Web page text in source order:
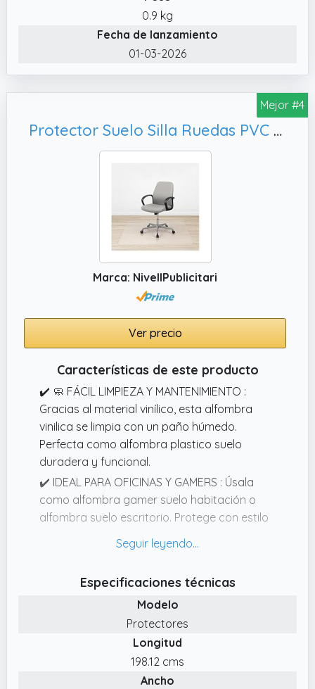
ruedas para parquet, baldosas, vinilo y otros
✔️ Diseño transparente que conserva la
belleza original del suelo
✔️ Disponible en múltiples tamaños
una variedad de medidas para adaptarse a
diferentes necesidades y configuraciones de
espacio, tanto en el hogar como en la oficina
0.9 kg
Fecha de lanzamiento
01-03-2026
Mejor #4
Protector Suelo Silla Ruedas PVC Resistente (120cm x 90cm) – Protector Suelo Transparente Antideslizante 1mm– Alfombra Silla Escritorio Antiralladuras - Alfombra Silla Escritorio para Oficina y Hogar
Marca: NivellPublicitari
Ver precio
Características de este producto
✔️ 🧼 FÁCIL LIMPIEZA Y MANTENIMIENTO :
Gracias al material vinílico, esta alfombra
vinilica se limpia con un paño húmedo.
Perfecta como alfombra plastico suelo
duradera y funcional.
✔️ IDEAL PARA OFICINAS Y GAMERS : Úsala
como alfombra gamer suelo habitación o
alfombra suelo escritorio. Protege con estilo
espacio. Úsala como alfombra protectora de
suelo o alfombra silla ordenador.
✔️ PROTECCIÓN EFICAZ Y DURADERA: La
alfombra protectora suelo silla ruedas evita
arañazos y desgaste en cualquier superficie.
Ideal como alfombra de vinilo resistente y
Especificaciones técnicas
Modelo
Protectores
Longitud
198.12 cms
Ancho